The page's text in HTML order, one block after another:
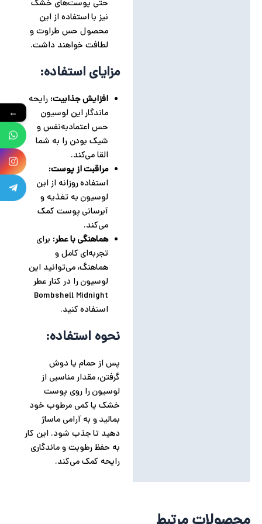
حتی پوست‌های خشک
نیز با استفاده از این
محصول حس طراوت و
لطافت خواهند داشت.
مزایای استفاده:
افزایش جذابیت: رایحه
ماندگار این لوسیون
حس اعتمادبه‌نفس و
شیک بودن را به شما
القا می‌کند.
مراقبت از پوست:
استفاده روزانه از این
لوسیون به تغذیه و
آبرسانی پوست کمک
می‌کند.
هماهنگی با عطر: برای
تجربه‌ای کامل و
هماهنگ، می‌توانید این
لوسیون را در کنار عطر
Bombshell Midnight
استفاده کنید.
نحوه استفاده:
پس از حمام یا دوش
گرفتن، مقدار مناسبی از
لوسیون را روی پوست
خشک یا کمی مرطوب خود
بمالید و به آرامی ماساژ
دهید تا جذب شود. این کار
به حفظ رطوبت و ماندگاری
رایحه کمک می‌کند.
←